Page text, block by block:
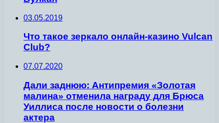
03.05.2019
Что такое зеркало онлайн-казино Vulcan
Club?
07.07.2020
Дали заднюю: Антипремия «Золотая
малина» отменила награду для Брюса
Уиллиса после новости о болезни
актера